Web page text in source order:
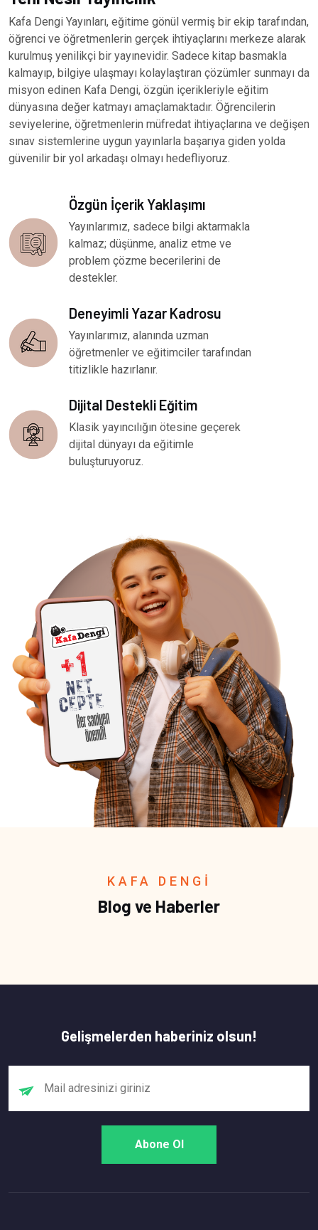
Kafa Dengi Yayınları, eğitime gönül vermiş bir ekip tarafından,
öğrenci ve öğretmenlerin gerçek ihtiyaçlarını merkeze alarak
kurulmuş yenilikçi bir yayınevidir. Sadece kitap basmakla
kalmayıp, bilgiye ulaşmayı kolaylaştıran çözümler sunmayı da
misyon edinen Kafa Dengi, özgün içerikleriyle eğitim
dünyasına değer katmayı amaçlamaktadır. Öğrencilerin
seviyelerine, öğretmenlerin müfredat ihtiyaçlarına ve değişen
sınav sistemlerine uygun yayınlarla başarıya giden yolda
güvenilir bir yol arkadaşı olmayı hedefliyoruz.
Özgün İçerik Yaklaşımı
Yayınlarımız, sadece bilgi aktarmakla
kalmaz; düşünme, analiz etme ve
problem çözme becerilerini de
destekler.
Deneyimli Yazar Kadrosu
Yayınlarımız, alanında uzman
öğretmenler ve eğitimciler tarafından
titizlikle hazırlanır.
Dijital Destekli Eğitim
Klasik yayıncılığın ötesine geçerek
dijital dünyayı da eğitimle
buluşturuyoruz.
KAFA DENGİ
Blog ve Haberler
Gelişmelerden haberiniz olsun!